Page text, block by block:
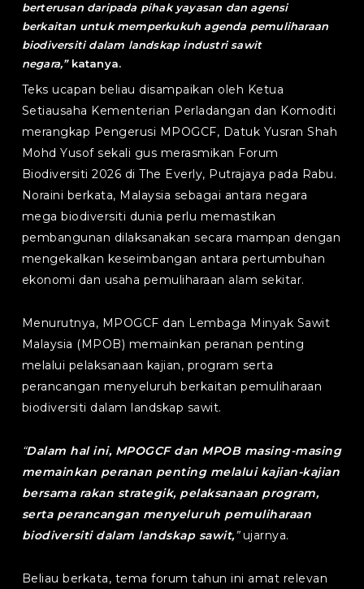
berterusan daripada pihak yayasan dan agensi
berkaitan untuk memperkukuh agenda pemuliharaan
biodiversiti dalam landskap industri sawit
negara,” katanya.
Teks ucapan beliau disampaikan oleh Ketua
Setiausaha Kementerian Perladangan dan Komoditi
merangkap Pengerusi MPOGCF, Datuk Yusran Shah
Mohd Yusof sekali gus merasmikan Forum
Biodiversiti 2026 di The Everly, Putrajaya pada Rabu.
Noraini berkata, Malaysia sebagai antara negara
mega biodiversiti dunia perlu memastikan
pembangunan dilaksanakan secara mampan dengan
mengekalkan keseimbangan antara pertumbuhan
ekonomi dan usaha pemuliharaan alam sekitar.
Menurutnya, MPOGCF dan Lembaga Minyak Sawit
Malaysia (MPOB) memainkan peranan penting
melalui pelaksanaan kajian, program serta
perancangan menyeluruh berkaitan pemuliharaan
biodiversiti dalam landskap sawit.
“Dalam hal ini, MPOGCF dan MPOB masing-masing
memainkan peranan penting melalui kajian-kajian
bersama rakan strategik, pelaksanaan program,
serta perancangan menyeluruh pemuliharaan
biodiversiti dalam landskap sawit,”ujarnya.
Beliau berkata, tema forum tahun ini amat relevan